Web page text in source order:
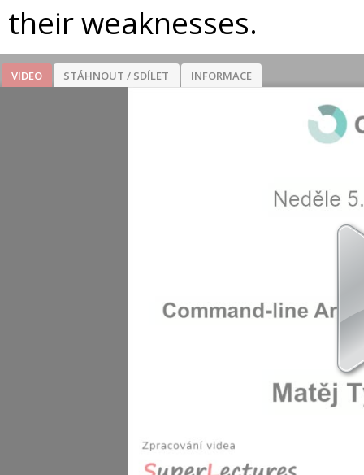
their weaknesses.
VIDEO STÁHNOUT / SDÍLET INFORMACE